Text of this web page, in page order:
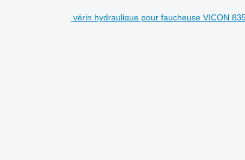
vérin hydraulique pour faucheuse VICON